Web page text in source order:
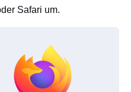
Safari um.